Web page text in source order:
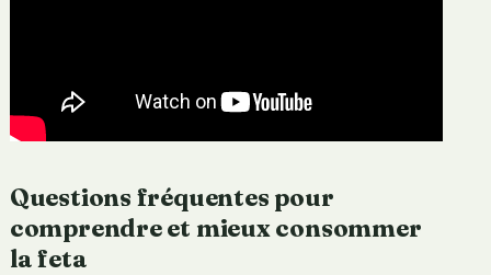
Questions fréquentes pour
comprendre et mieux consommer
la feta